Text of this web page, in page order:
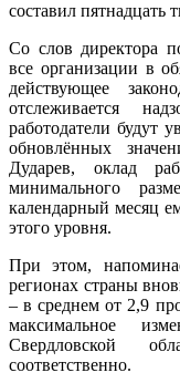
составил пятнадцать
Со слов директора
все организации в
действующее
отслеживается
работодатели будут
обновлённых
Дударев, оклад
минимального
календарный месяц
этого уровня.
При этом,
регионах страны
– в среднем от 2,9
максимальное
Свердловской
соответственно.